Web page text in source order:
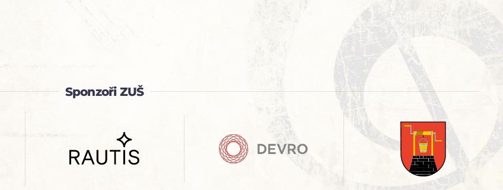
Sponzoři ZUŠ